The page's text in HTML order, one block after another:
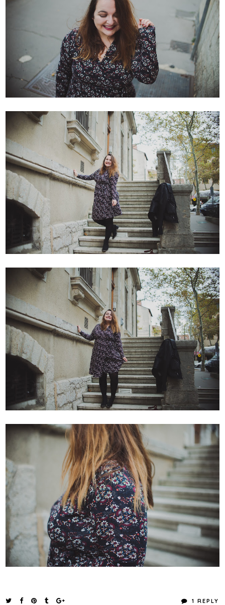
1 REPLY